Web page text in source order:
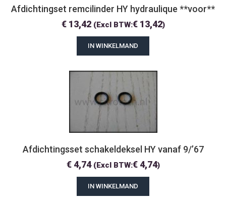
Afdichtingset remcilinder HY hydraulique **voor**
€13,42 (Excl BTW:€13,42)
IN WINKELMAND
Afdichtingsset schakeldeksel HY vanaf 9/’67
€4,74 (Excl BTW:€4,74)
IN WINKELMAND